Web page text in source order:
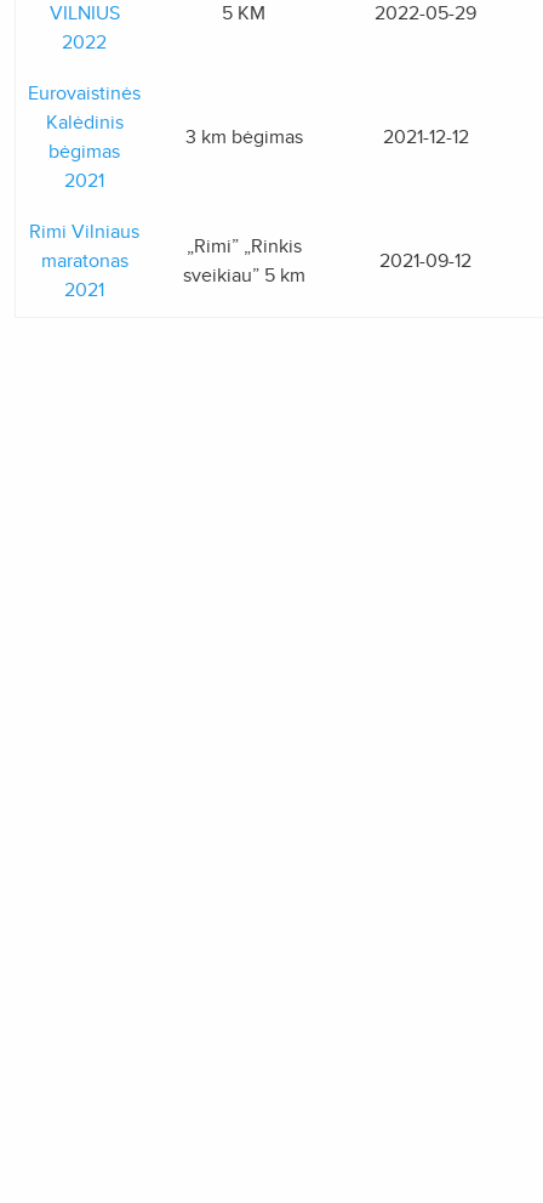
VILNIUS
2022
5 KM 2022-05-29
Eurovaistinės
Kalėdinis
bėgimas
2021
3 km bėgimas 2021-12-12
Rimi Vilniaus
maratonas
2021
„Rimi” „Rinkis
sveikiau” 5 km
2021-09-12